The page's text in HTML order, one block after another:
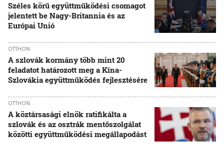
Széles körű együttműködési csomagot
jelentett be Nagy-Britannia és az
Európai Unió
OTTHON
A szlovák kormány több mint 20
feladatot határozott meg a Kína-
Szlovákia együttműködés fejlesztésére
OTTHON
A köztársasági elnök ratifikálta a
szlovák és az osztrák mentőszolgálat
közötti együttműködési megállapodást